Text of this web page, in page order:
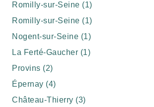
Romilly-sur-Seine (1)
Romilly-sur-Seine (1)
Nogent-sur-Seine (1)
La Ferté-Gaucher (1)
Provins (2)
Épernay (4)
Château-Thierry (3)